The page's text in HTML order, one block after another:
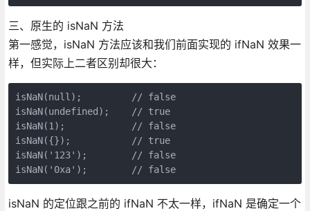
三、原生的 isNaN 方法
第一感觉，isNaN 方法应该和我们前面实现的 ifNaN 效果一
样，但实际上二者区别却很大：
isNaN(null);         // false
isNaN(undefined);    // true
isNaN(1);            // false
isNaN({});           // true
isNaN('123');        // false
isNaN('0xa');        // false
isNaN 的定位跟之前的 ifNaN 不太一样，ifNaN 是确定一个